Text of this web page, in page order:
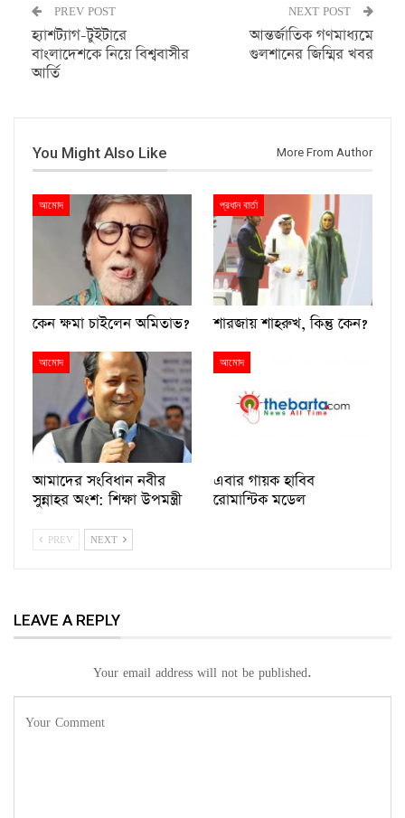
PREV POST
হ্যাশট্যাগ-টুইটারে
বাংলাদেশকে নিয়ে বিশ্ববাসীর
আর্তি
NEXT POST
আন্তর্জাতিক গণমাধ্যমে
গুলশানের জিম্মির খবর
You Might Also Like More From Author
আমোদ
কেন ক্ষমা চাইলেন অমিতাভ?
প্রধান বার্তা
শারজায় শাহরুখ, কিন্তু কেন?
আমোদ
আমাদের সংবিধান নবীর
সুন্নাহর অংশ: শিক্ষা উপমন্ত্রী
আমোদ
এবার গায়ক হাবিব
রোমান্টিক মডেল
PREV NEXT
LEAVE A REPLY
Your email address will not be published.